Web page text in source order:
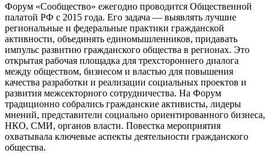
Форум «Сообщество» ежегодно проводится Общественной
палатой РФ с 2015 года. Его задача — выявлять лучшие
региональные и федеральные практики гражданской
активности, объединять единомышленников, придавать
импульс развитию гражданского общества в регионах. Это
открытая рабочая площадка для трехстороннего диалога
между обществом, бизнесом и властью для повышения
качества разработки и реализации социальных проектов и
развития межсекторного сотрудничества. На Форум
традиционно собрались гражданские активисты, лидеры
мнений, представители социально ориентированного бизнеса,
НКО, СМИ, органов власти. Повестка мероприятия
охватывала ключевые аспекты деятельности гражданского
общества.